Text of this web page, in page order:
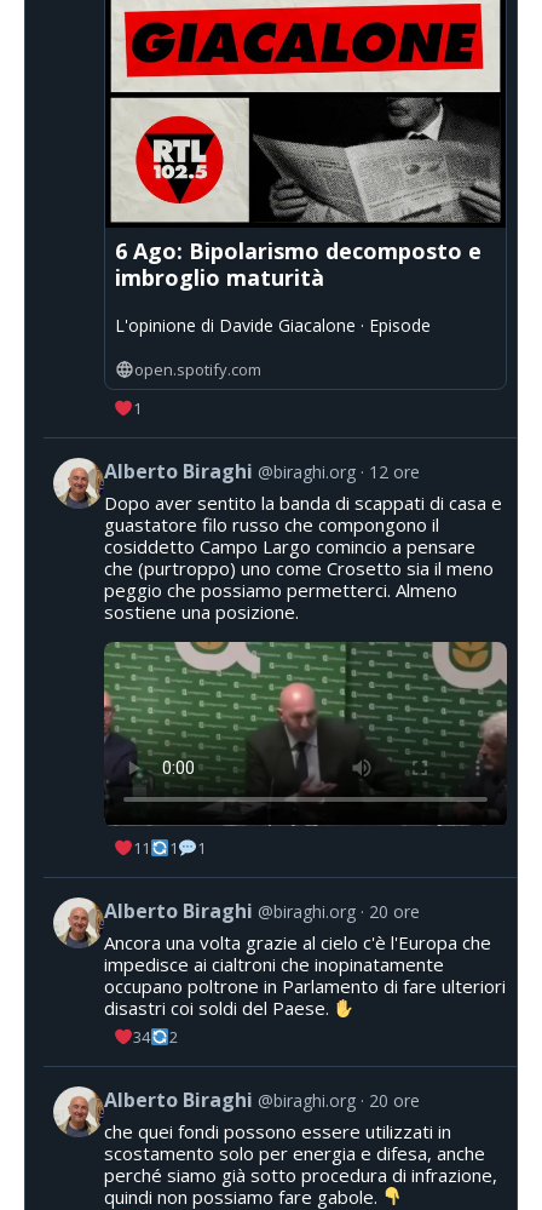
6 Ago: Bipolarismo decomposto e
imbroglio maturità
L'opinione di Davide Giacalone · Episode
open.spotify.com
1
Alberto Biraghi @biraghi.org 12 ore
Dopo aver sentito la banda di scappati di casa e
guastatore filo russo che compongono il
cosiddetto Campo Largo comincio a pensare
che (purtroppo) uno come Crosetto sia il meno
peggio che possiamo permetterci. Almeno
sostiene una posizione.
11 1 1
Alberto Biraghi @biraghi.org 20 ore
Ancora una volta grazie al cielo c'è l'Europa che
impedisce ai cialtroni che inopinatamente
occupano poltrone in Parlamento di fare ulteriori
disastri coi soldi del Paese.
34 2
Alberto Biraghi @biraghi.org 20 ore
che quei fondi possono essere utilizzati in
scostamento solo per energia e difesa, anche
perché siamo già sotto procedura di infrazione,
quindi non possiamo fare gabole.